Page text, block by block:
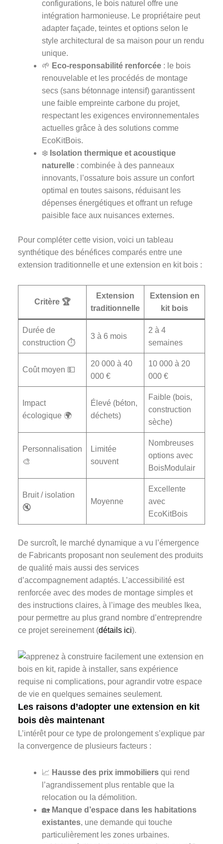
configurations, le bois naturel offre une
intégration harmonieuse. Le propriétaire peut
adapter façade, teintes et options selon le
style architectural de sa maison pour un rendu
unique.
🌱 Eco-responsabilité renforcée : le bois
renouvelable et les procédés de montage
secs (sans bétonnage intensif) garantissent
une faible empreinte carbone du projet,
respectant les exigences environnementales
actuelles grâce à des solutions comme
EcoKitBois.
❄️ Isolation thermique et acoustique
naturelle : combinée à des panneaux
innovants, l’ossature bois assure un confort
optimal en toutes saisons, réduisant les
dépenses énergétiques et offrant un refuge
paisible face aux nuisances externes.
Pour compléter cette vision, voici un tableau
synthétique des bénéfices comparés entre une
extension traditionnelle et une extension en kit bois :
Critère 🏆
Extension
traditionnelle
Extension en
kit bois
Durée de
construction ⏱️
3 à 6 mois
2 à 4
semaines
Coût moyen 💵
20 000 à 40
000 €
10 000 à 20
000 €
Impact
écologique 🌍
Élevé (béton,
déchets)
Faible (bois,
construction
sèche)
Personnalisation
🎨
Limitée
souvent
Nombreuses
options avec
BoisModulair
Bruit / isolation
🔇
Moyenne
Excellente
avec
EcoKitBois
De surcroît, le marché dynamique a vu l’émergence
de Fabricants proposant non seulement des produits
de qualité mais aussi des services
d’accompagnement adaptés. L’accessibilité est
renforcée avec des modes de montage simples et
des instructions claires, à l’image des meubles Ikea,
pour permettre au plus grand nombre d’entreprendre
ce projet sereinement (détails ici).
Les raisons d’adopter une extension en kit
bois dès maintenant
L’intérêt pour ce type de prolongement s’explique par
la convergence de plusieurs facteurs :
📈 Hausse des prix immobiliers qui rend
l’agrandissement plus rentable que la
relocation ou la démolition.
🏡 Manque d’espace dans les habitations
existantes, une demande qui touche
particulièrement les zones urbaines.